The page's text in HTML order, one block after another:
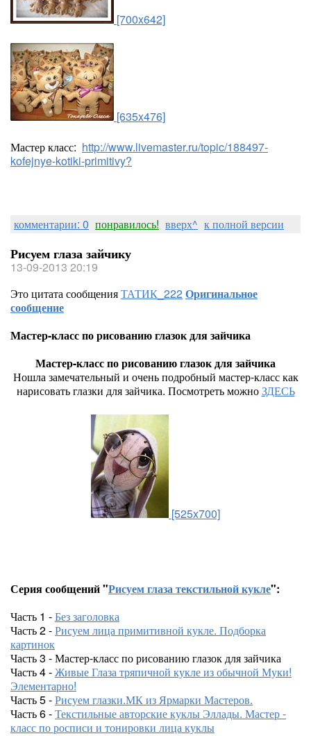
[700x642]
[635x476]
Мастер класс: http://www.livemaster.ru/topic/188497-
kofejnye-kotiki-primitivy?
комментарии: 0 понравилось! вверх^ к полной версии
Рисуем глаза зайчику
13-09-2013 20:19
Это цитата сообщенияТАТИК_222Оригинальное
сообщение
Мастер-класс по рисованию глазок для зайчика
Мастер-класс по рисованию глазок для зайчика
Ношла замечательный и очень подробный мастер-класс как
нарисовать глазки для зайчика. Посмотреть можноЗДЕСЬ
[525x700]
Серия сообщений "Рисуем глаза текстильной кукле":
Часть 1 -Без заголовка
Часть 2 -Рисуем лица примитивной кукле. Подборка
картинок
Часть 3 - Мастер-класс по рисованию глазок для зайчика
Часть 4 -Живые Глаза тряпичной кукле из обычной Муки!
Элементарно!
Часть 5 -Рисуем глазки.МК из Ярмарки Мастеров.
Часть 6 -Текстильные авторские куклы Эллады. Мастер -
класс по росписи и тонировки лица куклы